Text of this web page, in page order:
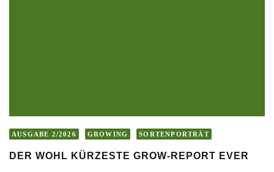
AUSGABE 2/2026 GROWING SORTENPORTRÄT
DER WOHL KÜRZESTE GROW-REPORT EVER